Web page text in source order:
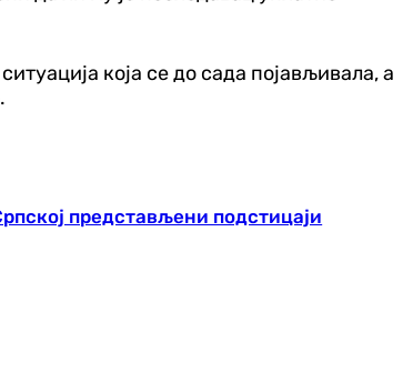
која се до сада појављивала, а
представљени подстицаји